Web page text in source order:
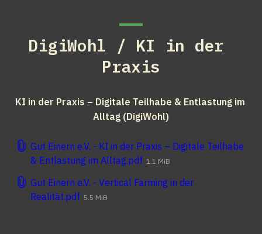
DigiWohl / KI in der
Praxis
KI in der Praxis – Digitale Teilhabe & Entlastung im
Alltag (DigiWohl)
Gut Einern e.V. - KI in der Praxis – Digitale Teilhabe
& Entlastung im Alltag.pdf 1.1 MiB
Gut Einern e.V. - Vertical Farming in der
Realität.pdf 5.5 MiB